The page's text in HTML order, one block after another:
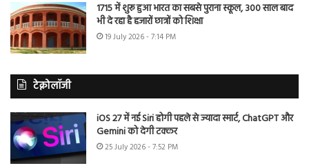
1715 में शुरू हुआ भारत का सबसे पुराना स्कूल, 300 साल बाद
भी दे रहा है हजारों छात्रों को शिक्षा
19 July 2026 - 7:14 PM
टेक्नोलॉजी
iOS 27 में नई Siri होगी पहले से ज्यादा स्मार्ट, ChatGPT और
Gemini को देगी टक्कर
25 July 2026 - 7:52 PM